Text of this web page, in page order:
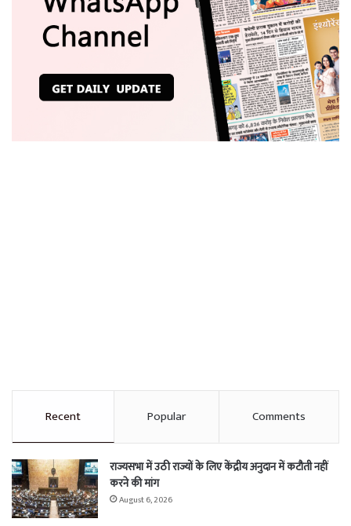
Recent Popular Comments
राज्यसभा में उठी राज्यों के लिए केंद्रीय अनुदान में कटौती नहीं
करने की मांग
August 6, 2026